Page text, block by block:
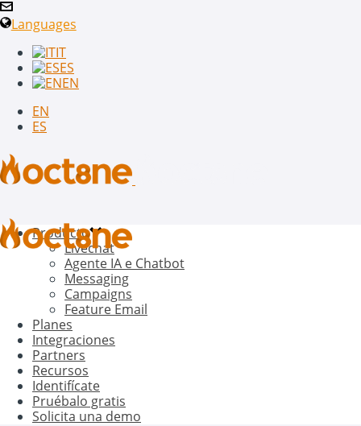
Languages
IT
ES
EN
EN
ES
Producto
Livechat
Agente IA e Chatbot
Messaging
Campaigns
Feature Email
Planes
Integraciones
Partners
Recursos
Identifícate
Pruébalo gratis
Solicita una demo